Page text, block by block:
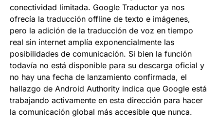
conectividad limitada. Google Traductor ya nos
ofrecía la traducción offline de texto e imágenes,
pero la adición de la traducción de voz en tiempo
real sin internet amplía exponencialmente las
posibilidades de comunicación. Si bien la función
todavía no está disponible para su descarga oficial y
no hay una fecha de lanzamiento confirmada, el
hallazgo de Android Authority indica que Google está
trabajando activamente en esta dirección para hacer
la comunicación global más accesible que nunca.